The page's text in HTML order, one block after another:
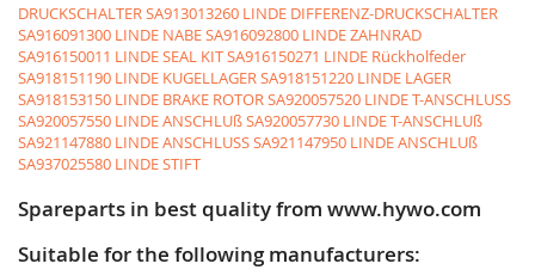
DRUCKSCHALTERSA913013260 LINDE DIFFERENZ-DRUCKSCHALTER
SA916091300 LINDE NABESA916092800 LINDE ZAHNRAD
SA916150011 LINDE SEAL KITSA916150271 LINDE Rückholfeder
SA918151190 LINDE KUGELLAGERSA918151220 LINDE LAGER
SA918153150 LINDE BRAKE ROTORSA920057520 LINDE T-ANSCHLUSS
SA920057550 LINDE ANSCHLUßSA920057730 LINDE T-ANSCHLUß
SA921147880 LINDE ANSCHLUSSSA921147950 LINDE ANSCHLUß
SA937025580 LINDE STIFT
Spareparts in best quality from www.hywo.com
Suitable for the following manufacturers: